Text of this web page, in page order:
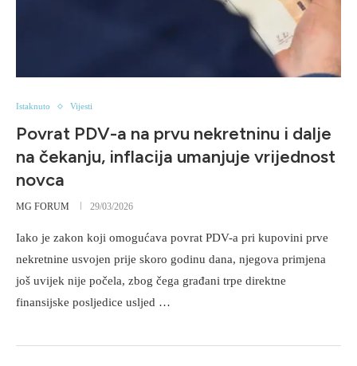
Istaknuto Vijesti
Povrat PDV-a na prvu nekretninu i dalje
na čekanju, inflacija umanjuje vrijednost
novca
MG FORUM 29/03/2026
Iako je zakon koji omogućava povrat PDV-a pri kupovini prve
nekretnine usvojen prije skoro godinu dana, njegova primjena
još uvijek nije počela, zbog čega građani trpe direktne
finansijske posljedice usljed …